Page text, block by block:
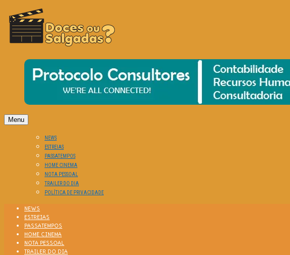
DOCES OU SALGADAS?
O Cinema? Uma Paixão!!
Menu
NEWS
ESTREIAS
PASSATEMPOS
HOME CINEMA
NOTA PESSOAL
TRAILER DO DIA
POLÍTICA DE PRIVACIDADE
NEWS
ESTREIAS
PASSATEMPOS
HOME CINEMA
NOTA PESSOAL
TRAILER DO DIA